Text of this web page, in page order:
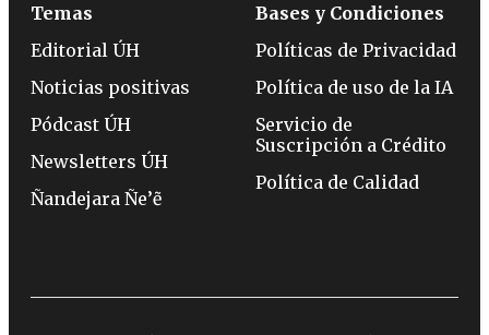
Temas
Editorial ÚH
Noticias positivas
Pódcast ÚH
Newsletters ÚH
Ñandejara Ñe’ẽ
Bases y Condiciones
Políticas de Privacidad
Política de uso de la IA
Servicio de
Suscripción a Crédito
Política de Calidad